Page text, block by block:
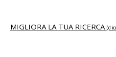
MIGLIORA LA TUA RICERCA